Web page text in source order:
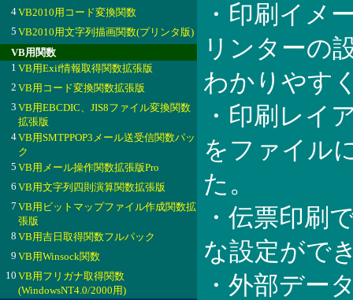
4VB2010用コード変換関数
5 VB2010用文字列描画関数(プリンタ版)
VB用関数
1 VB用Exif情報取得関数拡張版
2 VB用コード変換関数拡張版
3 VB用EBCDIC、JIS8ファイル変換関数
拡張版
4VB用SMTPPOP3メール送受信関数パッ
ク
5 VB用メール操作関数拡張版Pro
6 VB用文字列四則演算関数拡張版
7 VB用ビットマップファイル作成関数拡
張版
8 VB用吉日取得関数フルパック
9 VB用Winsock関数
10 VB用フリガナ取得関数
(WindowsNT4.0/2000用)
・印刷イメ
リンターの
わかりやす
・印刷レイ
をファイル
た。
・伝票印刷
な設定がで
・外部デー